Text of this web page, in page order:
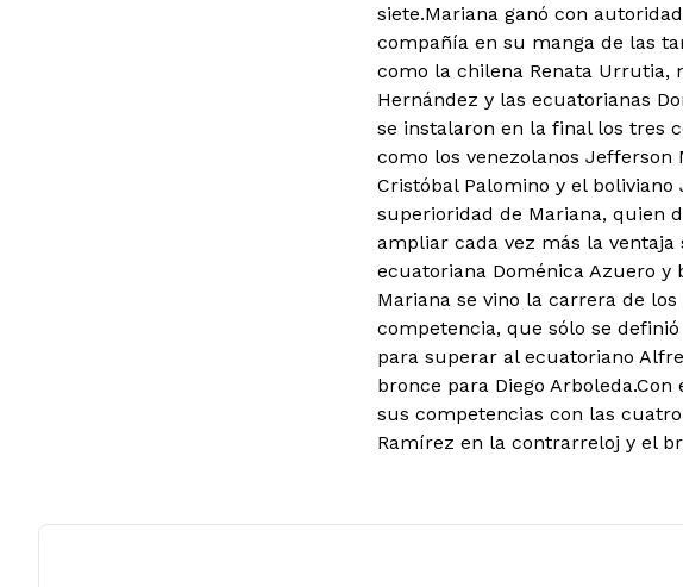
siete.Mariana ganó con
compañía en su manga de las
como la chilena Renata Urrutia,
Hernández y las ecuatorianas
se instalaron en la final los tres
como los venezolanos Jefferson
Cristóbal Palomino y el
superioridad de Mariana, quien
ampliar cada vez más la
ecuatoriana Doménica Azuero y
Mariana se vino la carrera de
competencia, que sólo se
para superar al ecuatoriano
bronce para Diego
sus competencias con las
Ramírez en la contrarreloj y el